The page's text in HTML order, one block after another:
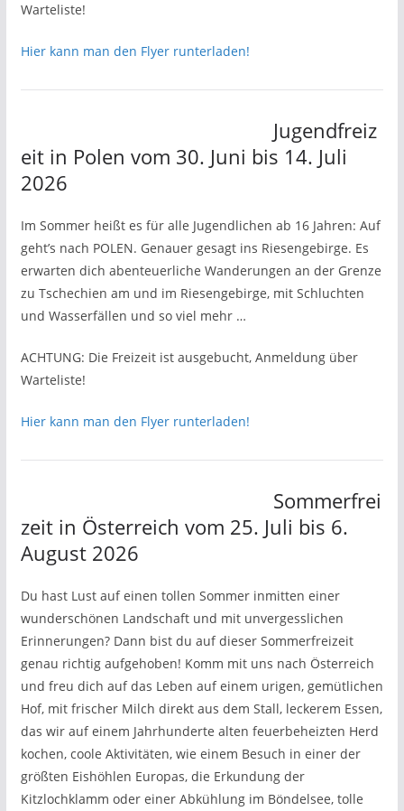
Warteliste!
Hier kann man den Flyer runterladen!
Jugendfreiz
eit in Polen vom 30. Juni bis 14. Juli
2026
Im Sommer heißt es für alle Jugendlichen ab 16 Jahren: Auf
geht’s nach POLEN. Genauer gesagt ins Riesengebirge. Es
erwarten dich abenteuerliche Wanderungen an der Grenze
zu Tschechien am und im Riesengebirge, mit Schluchten
und Wasserfällen und so viel mehr …
ACHTUNG: Die Freizeit ist ausgebucht, Anmeldung über
Warteliste!
Hier kann man den Flyer runterladen!
Sommerfrei
zeit in Österreich vom 25. Juli bis 6.
August 2026
Du hast Lust auf einen tollen Sommer inmitten einer
wunderschönen Landschaft und mit unvergesslichen
Erinnerungen? Dann bist du auf dieser Sommerfreizeit
genau richtig aufgehoben! Komm mit uns nach Österreich
und freu dich auf das Leben auf einem urigen, gemütlichen
Hof, mit frischer Milch direkt aus dem Stall, leckerem Essen,
das wir auf einem Jahrhunderte alten feuerbeheizten Herd
kochen, coole Aktivitäten, wie einem Besuch in einer der
größten Eishöhlen Europas, die Erkundung der
Kitzlochklamm oder einer Abkühlung im Böndelsee, tolle